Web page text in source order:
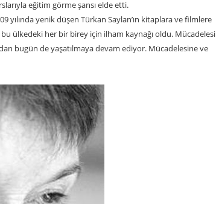
eğitim görme şansı elde etti.
yılında yenik düşen Türkan Saylan’ın kitaplara ve filmlere
ülkedeki her bir birey için ilham kaynağı oldu. Mücadelesi
bugün de yaşatılmaya devam ediyor. Mücadelesine ve